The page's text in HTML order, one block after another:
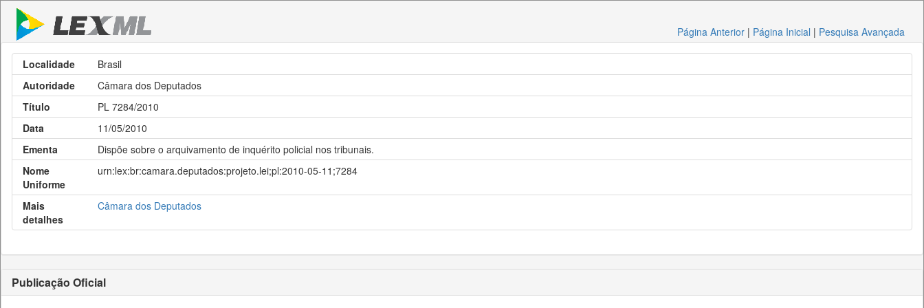
Página Anterior | Página Inicial | Pesquisa Avançada
Localidade
Brasil
Autoridade
Câmara dos Deputados
Título
PL 7284/2010
Data
11/05/2010
Ementa
Dispõe sobre o arquivamento de inquérito policial nos tribunais.
Nome
Uniforme
urn:lex:br:camara.deputados:projeto.lei;pl:2010-05-11;7284
Mais
detalhes
Câmara dos Deputados
Publicação Oficial